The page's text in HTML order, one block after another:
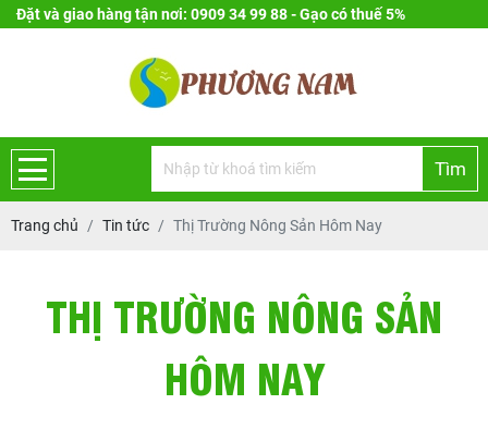
Đặt và giao hàng tận nơi: 0909 34 99 88 - Gạo có thuế 5%
Tìm
Trang chủ Tin tức Thị Trường Nông Sản Hôm Nay
THỊ TRƯỜNG NÔNG SẢN
HÔM NAY